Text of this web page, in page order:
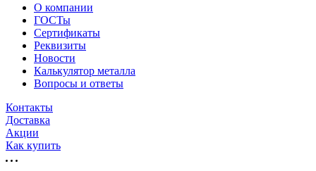
О компании
ГОСТы
Сертификаты
Реквизиты
Новости
Калькулятор металла
Вопросы и ответы
Контакты
Доставка
Акции
Как купить